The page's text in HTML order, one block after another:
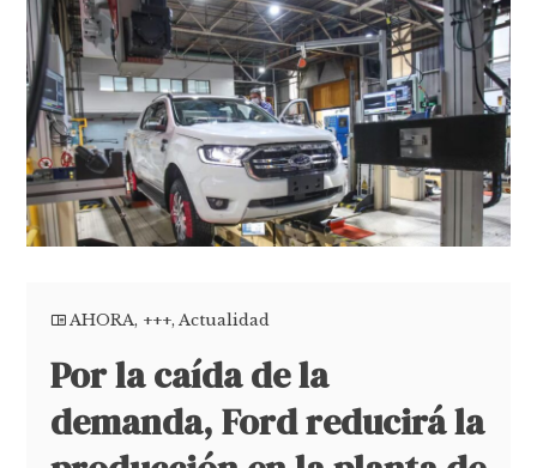
AHORA, +++,Actualidad
Por la caída de la
demanda, Ford reducirá la